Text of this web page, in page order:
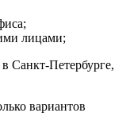
лицами;
Санкт-Петербурге,
вариантов